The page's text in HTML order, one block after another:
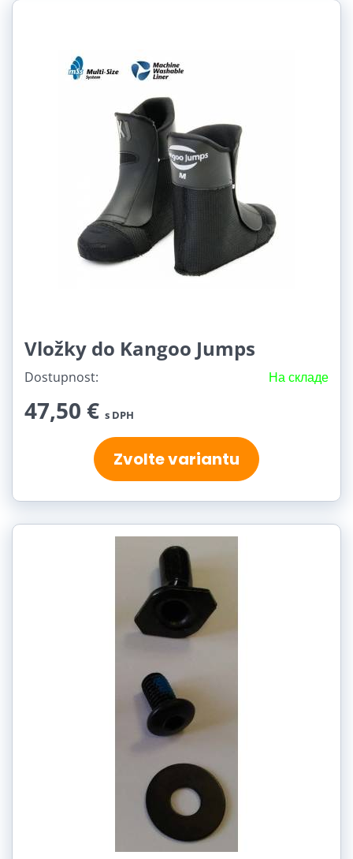
Vložky do Kangoo Jumps
Dostupnost: На складе
47,50 € s DPH
Zvolte variantu